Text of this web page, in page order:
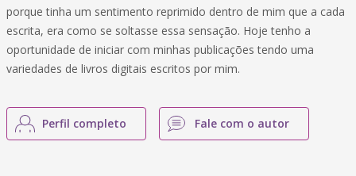
porque tinha um sentimento reprimido dentro de mim que a cada
escrita, era como se soltasse essa sensação. Hoje tenho a
oportunidade de iniciar com minhas publicações tendo uma
variedades de livros digitais escritos por mim.
Perfil completo Fale com o autor